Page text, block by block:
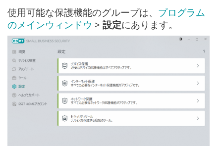
使用可能な保護機能のグループは、 プログラム
のメインウィンドウ > 設定にあります。